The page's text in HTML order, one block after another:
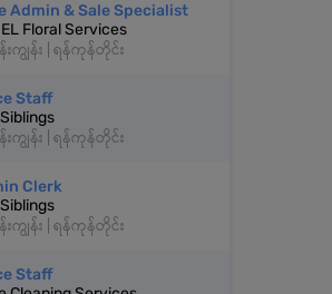
Admin & Sale Specialist
Floral Services
းကျွန်း | ရန်ကုန်တိုင်း
Staff
းကျွန်း | ရန်ကုန်တိုင်း
Clerk
းကျွန်း | ရန်ကုန်တိုင်း
Staff